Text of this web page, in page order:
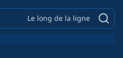
Le long de la ligne